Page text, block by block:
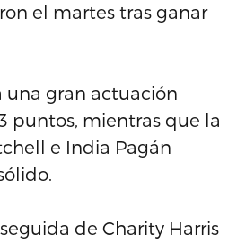
el martes tras ganar
una gran actuación
puntos, mientras que la
e India Pagán
de Charity Harris